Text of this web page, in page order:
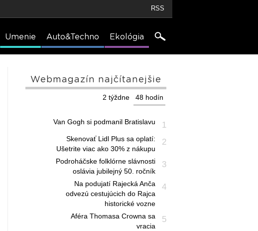
RSS
Umenie Auto&Techno Ekológia
Webmagazín najčítanejšie
48 hodín
2 týždne
1
Van Gogh si podmanil Bratislavu
2
Skenovať Lidl Plus sa oplatí:
Ušetrite viac ako 30% z nákupu
3
Podroháčske folklórne slávnosti
oslávia jubilejný 50. ročník
4
Na podujatí Rajecká Anča
odvezú cestujúcich do Rajca
historické vozne
5
Aféra Thomasa Crowna sa
vracia